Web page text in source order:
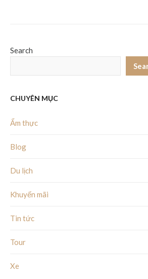
Search
CHUYÊN MỤC
Ẩm thực
Blog
Du lịch
Khuyến mãi
Tin tức
Tour
Xe